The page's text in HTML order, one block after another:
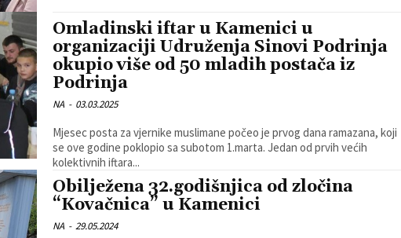
Omladinski iftar u Kamenici u
organizaciji Udruženja Sinovi Podrinja
okupio više od 50 mladih postača iz
Podrinja
NA - 03.03.2025
Mjesec posta za vjernike muslimane počeo je prvog dana ramazana, koji
se ove godine poklopio sa subotom 1.marta. Jedan od prvih većih
kolektivnih iftara...
Obilježena 32.godišnjica od zločina
“Kovačnica” u Kamenici
NA - 29.05.2024